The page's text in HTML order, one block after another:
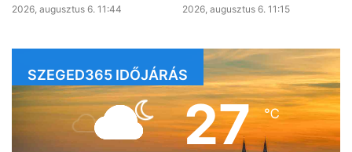
2026, augusztus 6. 11:44 2026, augusztus 6. 11:15
SZEGED365 IDŐJÁRÁS
27℃